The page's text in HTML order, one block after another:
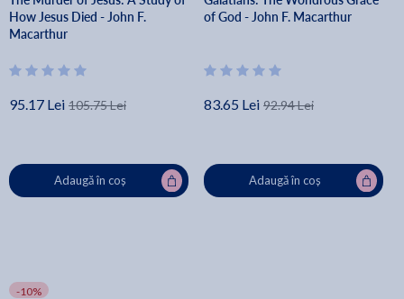
How Jesus Died - John F.
Macarthur
95.17 Lei 105.75 Lei
Adaugă în coș
of God - John F. Macarthur
83.65 Lei 92.94 Lei
Adaugă în coș
-10%